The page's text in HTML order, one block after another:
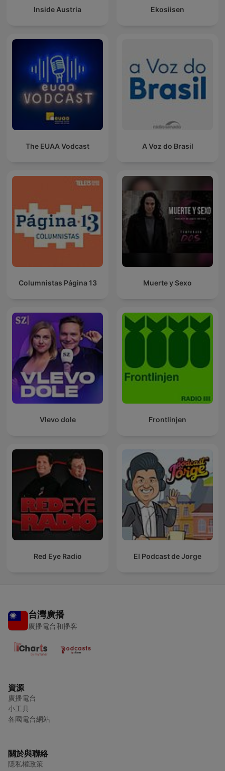
Inside Austria Ekosiisen
The EUAA Vodcast A Voz do Brasil
Columnistas Página 13 Muerte y Sexo
Vlevo dole Frontlinjen
Red Eye Radio El Podcast de Jorge
台灣廣播
廣播電台和播客
資源
廣播電台
小工具
各國電台網站
關於與聯絡
隱私權政策